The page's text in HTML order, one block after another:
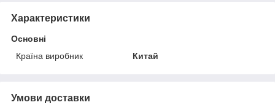
Характеристики
Основні
Країна виробник
Китай
Умови доставки